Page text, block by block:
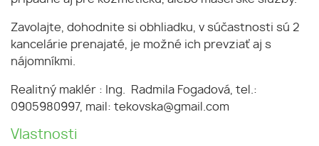
Zavolajte, dohodnite si obhliadku, v súčastnosti sú 2
kancelárie prenajaté, je možné ich prevziať aj s
nájomníkmi.
Realitný maklér : Ing. Radmila Fogadová, tel.:
0905980997, mail: tekovska@gmail.com
Vlastnosti